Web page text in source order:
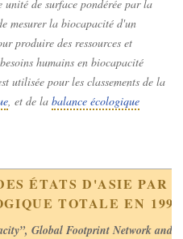
de surface pondérée par la
mesurer la biocapacité d'un
produire des ressources et
humains en biocapacité
utilisée pour les classements de la
, et de la balance écologique
ÉTATS D'ASIE PAR
TOTALE EN 1990
Global Footprint Network and